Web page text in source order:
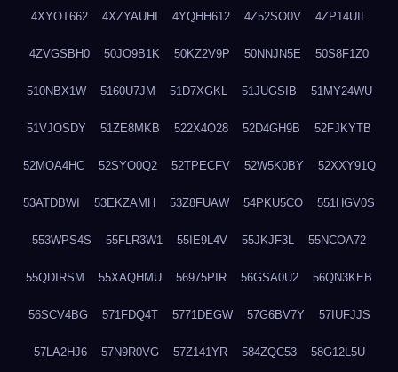
4XYOT662 4XZYAUHI 4YQHH612 4Z52SO0V 4ZP14UIL
4ZVGSBH0 50JO9B1K 50KZ2V9P 50NNJN5E 50S8F1Z0
510NBX1W 5160U7JM 51D7XGKL 51JUGSIB 51MY24WU
51VJOSDY 51ZE8MKB 522X4O28 52D4GH9B 52FJKYTB
52MOA4HC 52SYO0Q2 52TPECFV 52W5K0BY 52XXY91Q
53ATDBWI 53EKZAMH 53Z8FUAW 54PKU5CO 551HGV0S
553WPS4S 55FLR3W1 55IE9L4V 55JKJF3L 55NCOA72
55QDIRSM 55XAQHMU 56975PIR 56GSA0U2 56QN3KEB
56SCV4BG 571FDQ4T 5771DEGW 57G6BV7Y 57IUFJJS
57LA2HJ6 57N9R0VG 57Z141YR 584ZQC53 58G12L5U